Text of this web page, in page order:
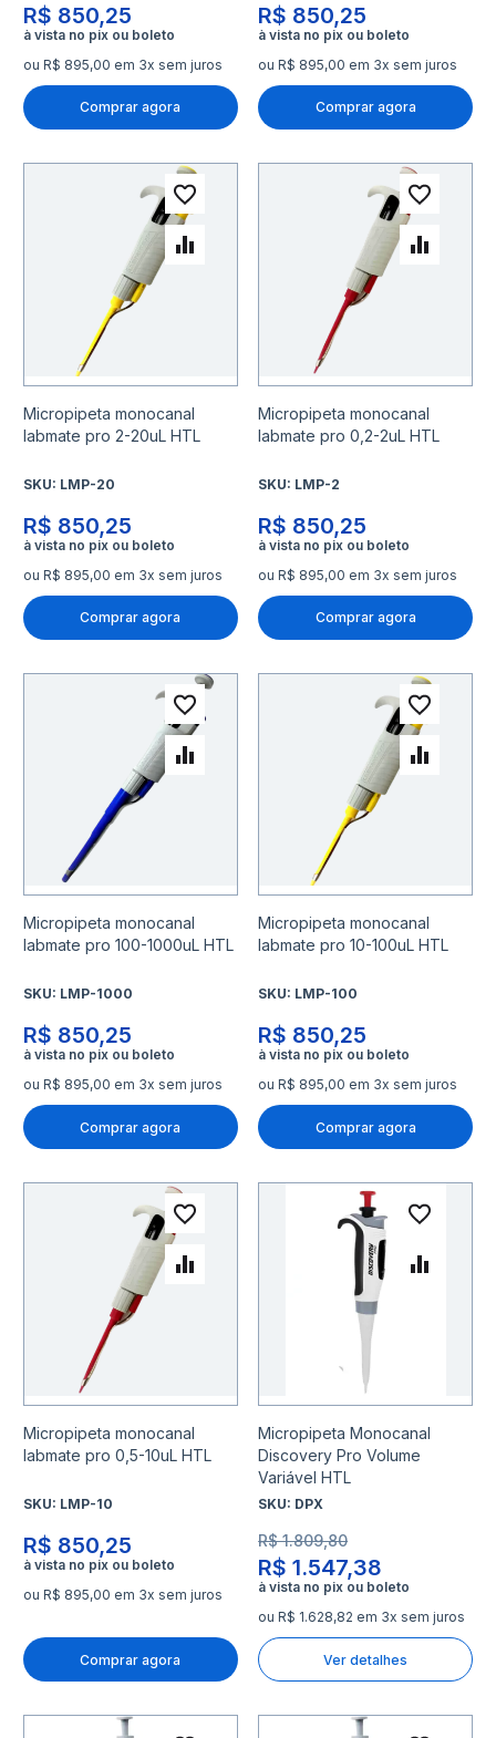
R$ 850,25
ou R$ 895,00 em 3x sem juros
Comprar agora
R$ 850,25
ou R$ 895,00 em 3x sem juros
Comprar agora
Micropipeta monocanal
labmate pro 2-20uL HTL
SKU: LMP-20
R$ 850,25
ou R$ 895,00 em 3x sem juros
Comprar agora
Adicionar à lista de
Adicionar para Comparar
Micropipeta monocanal
labmate pro 0,2-2uL HTL
SKU: LMP-2
R$ 850,25
ou R$ 895,00 em 3x sem juros
Comprar agora
Micropipeta monocanal
labmate pro 100-1000uL HTL
SKU: LMP-1000
R$ 850,25
ou R$ 895,00 em 3x sem juros
Comprar agora
Adicionar à lista de
Adicionar para Comparar
Micropipeta monocanal
labmate pro 10-100uL HTL
SKU: LMP-100
R$ 850,25
ou R$ 895,00 em 3x sem juros
Comprar agora
Micropipeta monocanal
labmate pro 0,5-10uL HTL
SKU: LMP-10
R$ 850,25
ou R$ 895,00 em 3x sem juros
Comprar agora
Adicionar à lista de
Adicionar para Comparar
Micropipeta Monocanal
Discovery Pro Volume
Variável HTL
SKU: DPX
R$ 1.547,38
R$ 1.809,80
ou R$ 1.628,82 em 3x sem juros
Ver detalhes